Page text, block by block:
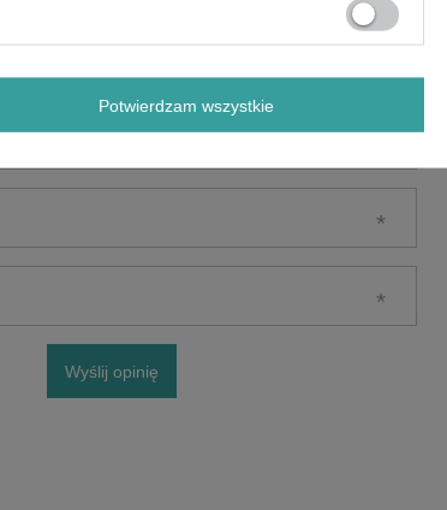
Wyślij opinię
Potwierdzam wszystkie